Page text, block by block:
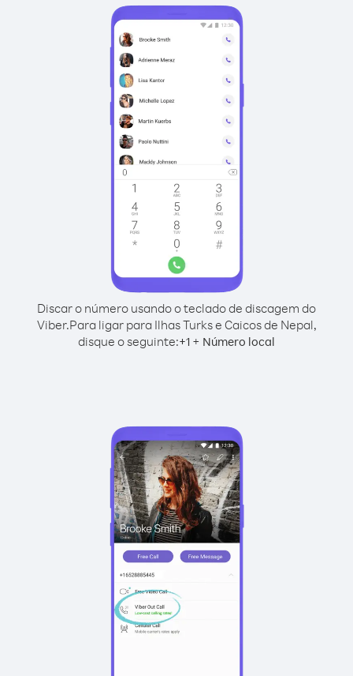
Discar o número usando o teclado de discagem do
Viber.Para ligar para Ilhas Turks e Caicos de Nepal,
disque o seguinte:+1 + Número local